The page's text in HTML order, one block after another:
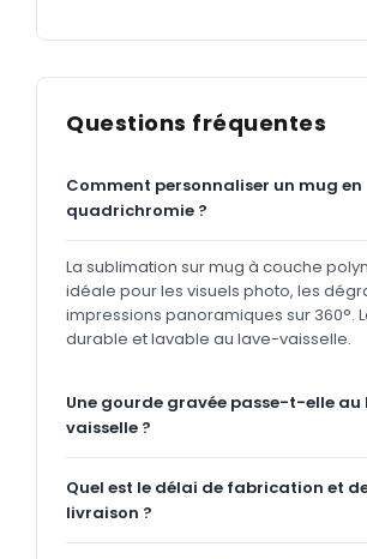
Questions fréquentes
Comment personnaliser un mug en
quadrichromie ?
La sublimation sur mug à couche
idéale pour les visuels photo, les
impressions panoramiques sur 360°.
durable et lavable au lave-vaisselle.
Une gourde gravée passe-t-elle au
vaisselle ?
Quel est le délai de fabrication et
livraison ?